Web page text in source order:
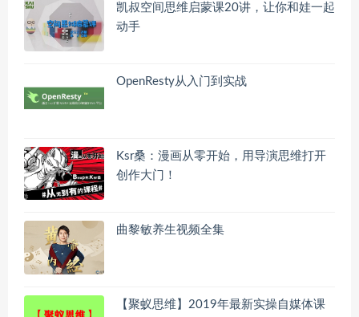
凯叔空间思维启蒙课20讲，让你和娃一起
动手
OpenResty从入门到实战
Ksr桑：漫画从零开始，用导演思维打开
创作大门！
曲黎敏养生视频全集
【聚蚁思维】2019年最新实操自媒体课